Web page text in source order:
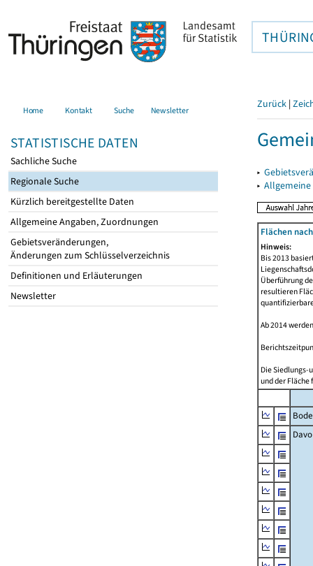
Home Kontakt Suche Newsletter
STATISTISCHE DATEN
Sachliche Suche
Regionale Suche
Kürzlich bereitgestellte Daten
Allgemeine Angaben, Zuordnungen
Gebietsveränderungen,
Änderungen zum Schlüsselverzeichnis
Definitionen und Erläuterungen
Newsletter
Zurück |
▸
▸
Flächen
Hinweis:
Bis 2013
Überführung
resultieren
Ab 2014
Die Siedlungs-
und der Fläche